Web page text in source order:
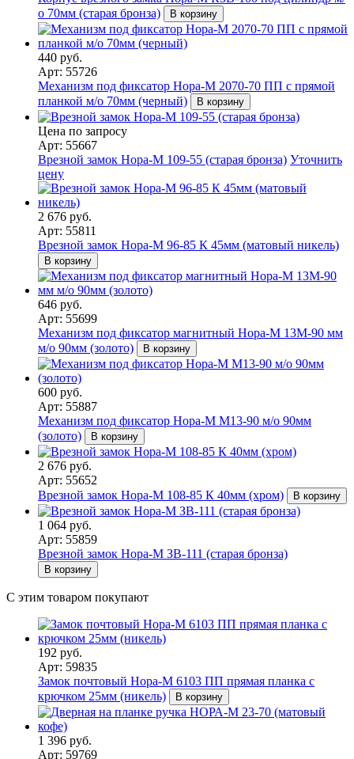
о 70мм (старая бронза)
В корзину
440 руб.
Арт: 55726
Механизм под фиксатор Нора-М 2070-70 ПП с прямой
планкой м/о 70мм (черный)
В корзину
Цена по запросу
Арт: 55667
Врезной замок Нора-М 109-55 (старая бронза) Уточнить
цену
2 676 руб.
Арт: 55811
Врезной замок Нора-М 96-85 К 45мм (матовый никель)
В корзину
646 руб.
Арт: 55699
Механизм под фиксатор магнитный Нора-М 13М-90 мм
м/о 90мм (золото)
В корзину
600 руб.
Арт: 55887
Механизм под фиксатор Нора-М М13-90 м/о 90мм
(золото)
В корзину
2 676 руб.
Арт: 55652
Врезной замок Нора-М 108-85 К 40мм (хром)
В корзину
1 064 руб.
Арт: 55859
Врезной замок Нора-М ЗВ-111 (старая бронза)
В корзину
С этим товаром покупают
192 руб.
Арт: 59835
Замок почтовый Нора-М 6103 ПП прямая планка с
крючком 25мм (никель)
В корзину
1 396 руб.
Арт: 59769